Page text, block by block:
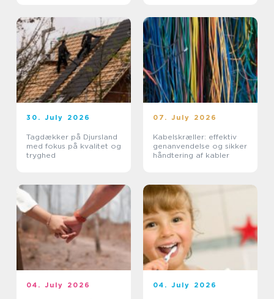
30. July 2026
Tagdækker på Djursland
med fokus på kvalitet og
tryghed
07. July 2026
Kabelskræller: effektiv
genanvendelse og sikker
håndtering af kabler
04. July 2026 04. July 2026